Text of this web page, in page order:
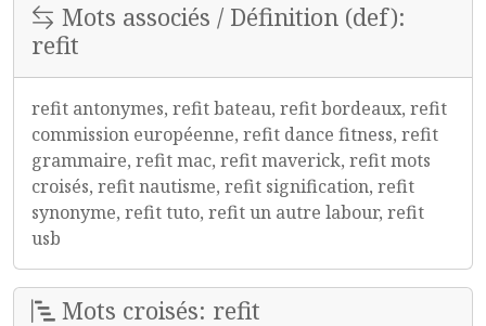
Mots associés / Définition (def):
refit
refit antonymes, refit bateau, refit bordeaux, refit
commission européenne, refit dance fitness, refit
grammaire, refit mac, refit maverick, refit mots
croisés, refit nautisme, refit signification, refit
synonyme, refit tuto, refit un autre labour, refit
usb
Mots croisés: refit